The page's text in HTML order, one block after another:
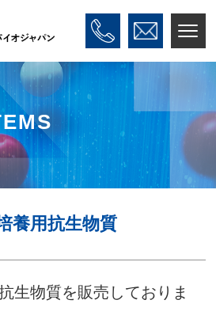
養用抗生物質
生物質を販売しておりま